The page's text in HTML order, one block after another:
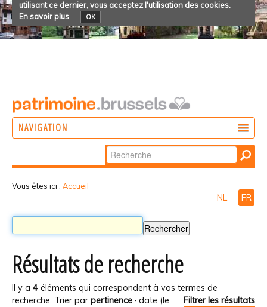
utilisant ce dernier, vous acceptez l'utilisation des cookies.
En savoir plus
OK
NAVIGATION
Chercher par
Recherche
Vous êtes ici : Accueil
NL FR
Résultats de recherche
Il y a 4 éléments qui correspondent à vos termes de
recherche.
Filtrer les résultats
Trier par pertinence · date (le